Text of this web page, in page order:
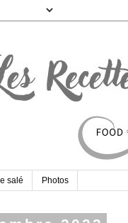
salé Photos